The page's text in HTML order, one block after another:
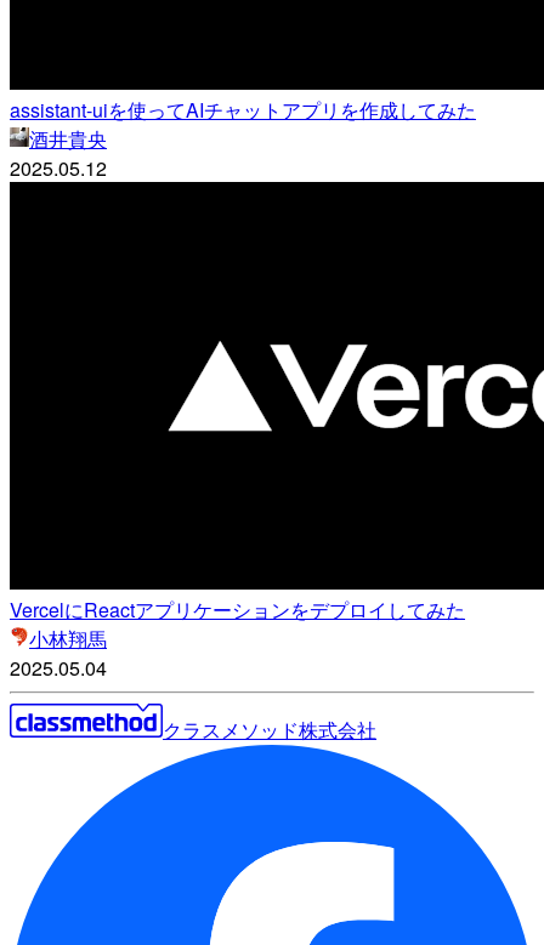
assistant-uiを使ってAIチャットアプリを作成してみた
酒井貴央
2025.05.12
VercelにReactアプリケーションをデプロイしてみた
小林翔馬
2025.05.04
クラスメソッド株式会社